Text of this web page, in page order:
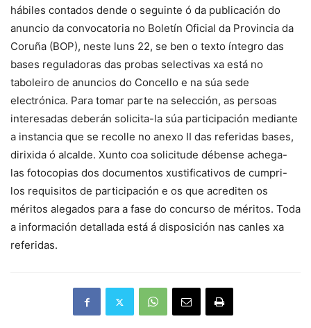
hábiles contados dende o seguinte ó da publicación do
anuncio da convocatoria no Boletín Oficial da Provincia da
Coruña (BOP), neste luns 22, se ben o texto íntegro das
bases reguladoras das probas selectivas xa está no
taboleiro de anuncios do Concello e na súa sede
electrónica. Para tomar parte na selección, as persoas
interesadas deberán solicita-la súa participación mediante
a instancia que se recolle no anexo II das referidas bases,
dirixida ó alcalde. Xunto coa solicitude débense achega-
las fotocopias dos documentos xustificativos de cumpri-
los requisitos de participación e os que acrediten os
méritos alegados para a fase do concurso de méritos. Toda
a información detallada está á disposición nas canles xa
referidas.